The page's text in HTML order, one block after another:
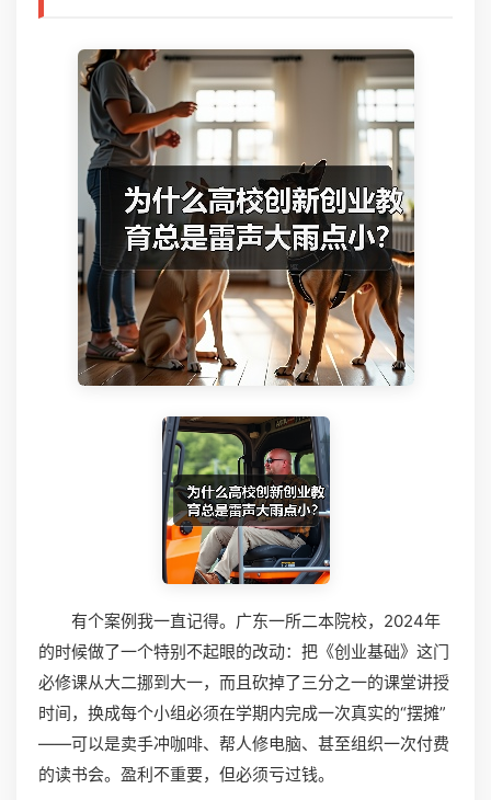
有个案例我一直记得。广东一所二本院校，2024年
的时候做了一个特别不起眼的改动：把《创业基础》这门
必修课从大二挪到大一，而且砍掉了三分之一的课堂讲授
时间，换成每个小组必须在学期内完成一次真实的“摆摊”
——可以是卖手冲咖啡、帮人修电脑、甚至组织一次付费
的读书会。盈利不重要，但必须亏过钱。